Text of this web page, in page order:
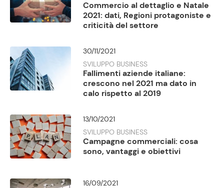
Commercio al dettaglio e Natale
2021: dati, Regioni protagoniste e
criticità del settore
30/11/2021
SVILUPPO BUSINESS
Fallimenti aziende italiane:
crescono nel 2021 ma dato in
calo rispetto al 2019
13/10/2021
SVILUPPO BUSINESS
Campagne commerciali: cosa
sono, vantaggi e obiettivi
16/09/2021